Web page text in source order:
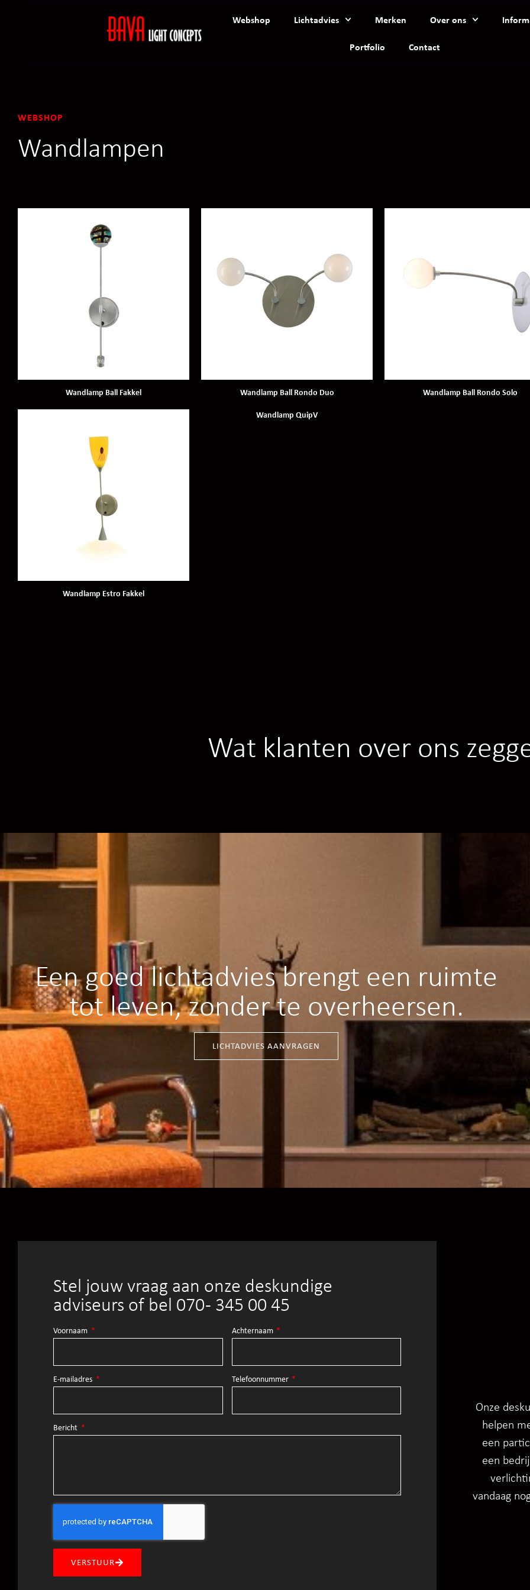
Webshop Lichtadvies Merken Over ons
Portfolio Contact
WEBSHOP
Wandlampen
Wandlamp Ball Fakkel Wandlamp Ball Rondo Duo Wandlamp Ball Rondo Solo
Wandlamp Estro Fakkel
Wandlamp QuipV
Wat klanten over ons
Een goed lichtadvies brengt een ruimte
tot leven, zonder te overheersen.
LICHTADVIES AANVRAGEN
Stel jouw vraag aan onze deskundige
adviseurs of bel 070 - 345 00 45
Voornaam Achternaam
E-mailadres Telefoonnummer
Bericht
VERSTUUR
Onze
helpen
een
een
vandaag